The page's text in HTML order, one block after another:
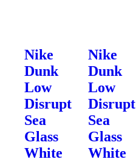
Nike
Dunk
Low
Disrupt
Sea
Glass
White
Nike
Dunk
Low
Disrupt
Sea
Glass
White